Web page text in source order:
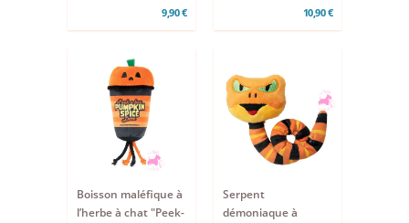
9,90 € 10,90 €
Boisson maléfique à
l’herbe à chat "Peek-
Serpent
démoniaque à